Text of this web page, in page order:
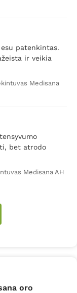
patenkintas.
ir veikia
Medisana
bet atrodo
Medisana AH
oro